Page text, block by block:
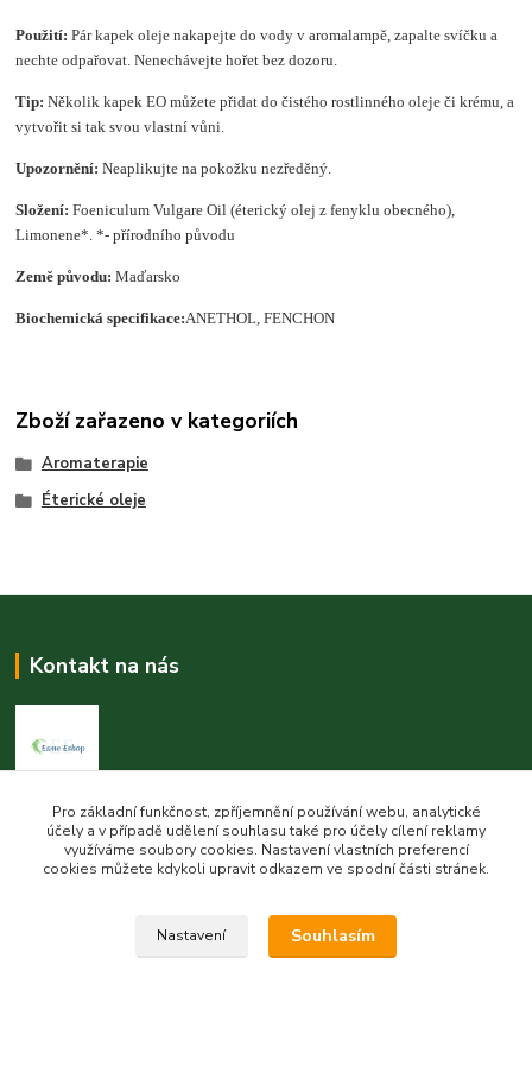
Použití: Pár kapek oleje nakapejte do vody v aromalampě, zapalte svíčku a
nechte odpařovat. Nenechávejte hořet bez dozoru.
Tip: Několik kapek EO můžete přidat do čistého rostlinného oleje či krému, a
vytvořit si tak svou vlastní vůni.
Upozornění: Neaplikujte na pokožku nezředěný.
Složení: Foeniculum Vulgare Oil (éterický olej z fenyklu obecného),
Limonene*. *- přírodního původu
Země původu:Maďarsko
Biochemická specifikace:ANETHOL, FENCHON
Zboží zařazeno v kategoriích
Aromaterapie
Éterické oleje
Kontakt na nás
Esme eshop
Jan Vohlídal
objednavky@esme-eshop.cz
Pro základní funkčnost, zpříjemnění používání webu, analytické
účely a v případě udělení souhlasu také pro účely cílení reklamy
využíváme soubory cookies. Nastavení vlastních preferencí
cookies můžete kdykoli upravit odkazem ve spodní části stránek.
Nastavení Souhlasím